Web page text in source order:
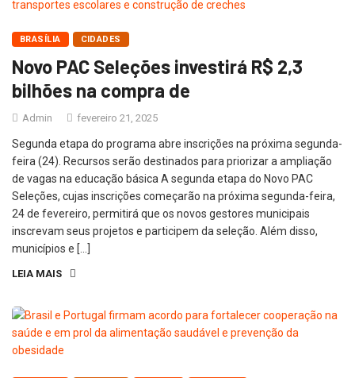
BRASÍLIA CIDADES
Novo PAC Seleções investirá R$ 2,3
bilhões na compra de
Admin fevereiro 21, 2025
Segunda etapa do programa abre inscrições na próxima segunda-
feira (24). Recursos serão destinados para priorizar a ampliação
de vagas na educação básica A segunda etapa do Novo PAC
Seleções, cujas inscrições começarão na próxima segunda-feira,
24 de fevereiro, permitirá que os novos gestores municipais
inscrevam seus projetos e participem da seleção. Além disso,
municípios e […]
LEIA MAIS